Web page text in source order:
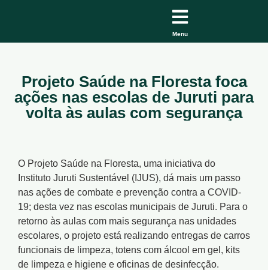
Menu
Projeto Saúde na Floresta foca
ações nas escolas de Juruti para
volta às aulas com segurança
O Projeto Saúde na Floresta, uma iniciativa do
Instituto Juruti Sustentável (IJUS), dá mais um passo
nas ações de combate e prevenção contra a COVID-
19; desta vez nas escolas municipais de Juruti. Para o
retorno às aulas com mais segurança nas unidades
escolares, o projeto está realizando entregas de carros
funcionais de limpeza, totens com álcool em gel, kits
de limpeza e higiene e oficinas de desinfecção.